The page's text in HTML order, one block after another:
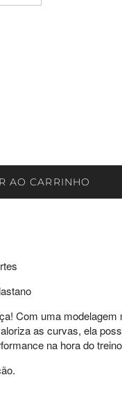
AO CARRINHO
Com uma modelagem
as curvas, ela
na hora do